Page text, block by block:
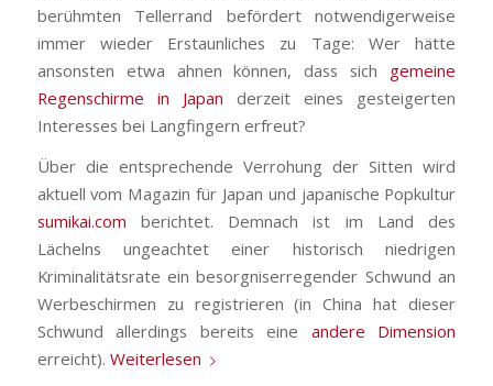
berühmten Tellerrand befördert notwendigerweise
immer wieder Erstaunliches zu Tage: Wer hätte
ansonsten etwa ahnen können, dass sich gemeine
Regenschirme in Japan derzeit eines gesteigerten
Interesses bei Langfingern erfreut?
Über die entsprechende Verrohung der Sitten wird
aktuell vom Magazin für Japan und japanische Popkultur
sumikai.com berichtet. Demnach ist im Land des
Lächelns ungeachtet einer historisch niedrigen
Kriminalitätsrate ein besorgniserregender Schwund an
Werbeschirmen zu registrieren (in China hat dieser
Schwund allerdings bereits eine andere Dimension
erreicht). Weiterlesen